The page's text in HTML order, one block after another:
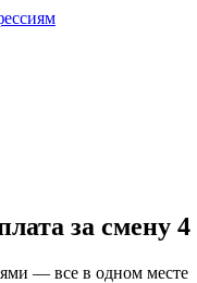
за смену
— все в одном месте